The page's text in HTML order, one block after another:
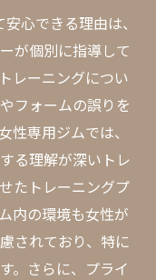
心できる理由は、
が個別に指導して
レーニングについ
フォームの誤りを
性専用ジムでは、
る理解が深いトレ
たトレーニングプ
内の環境も女性が
されており、特に
。さらに、プライ